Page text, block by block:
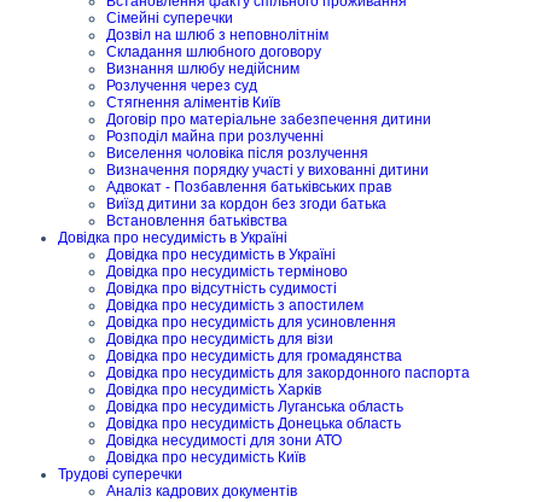
Сімейні суперечки
Дозвіл на шлюб з неповнолітнім
Складання шлюбного договору
Визнання шлюбу недійсним
Розлучення через суд
Стягнення аліментів Київ
Договір про матеріальне забезпечення дитини
Розподіл майна при розлученні
Виселення чоловіка після розлучення
Визначення порядку участі у вихованні дитини
Адвокат - Позбавлення батьківських прав
Виїзд дитини за кордон без згоди батька
Встановлення батьківства
Довідка про несудимість в Україні
Довідка про несудимість в Україні
Довідка про несудимість терміново
Довідка про відсутність судимості
Довідка про несудимість з апостилем
Довідка про несудимість для усиновлення
Довідка про несудимість для візи
Довідка про несудимість для громадянства
Довідка про несудимість для закордонного паспорта
Довідка про несудимість Харків
Довідка про несудимість Луганська область
Довідка про несудимість Донецька область
Довідка несудимості для зони АТО
Довідка про несудимість Київ
Трудові суперечки
Аналіз кадрових документів